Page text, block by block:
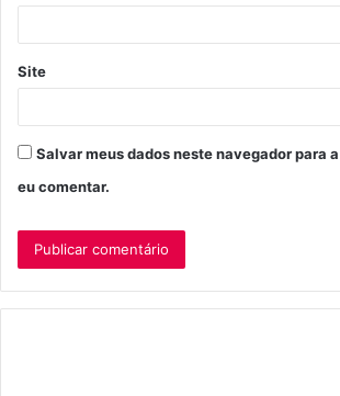
*
Site
Salvar meus dados neste navegador para
eu comentar.